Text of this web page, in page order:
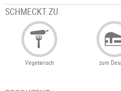
SCHMECKT ZU
Vegetarisch zum